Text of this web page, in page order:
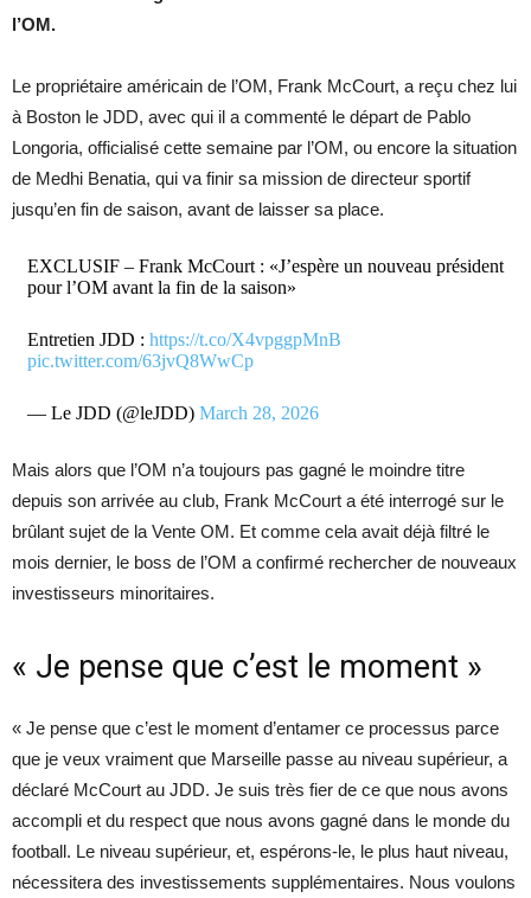
l’OM.
Le propriétaire américain de l’OM, Frank McCourt, a reçu chez lui
à Boston le JDD, avec qui il a commenté le départ de Pablo
Longoria, officialisé cette semaine par l’OM, ou encore la situation
de Medhi Benatia, qui va finir sa mission de directeur sportif
jusqu’en fin de saison, avant de laisser sa place.
EXCLUSIF – Frank McCourt : «J’espère un nouveau président
pour l’OM avant la fin de la saison»
Entretien JDD : https://t.co/X4vpggpMnB
pic.twitter.com/63jvQ8WwCp
— Le JDD (@leJDD) March 28, 2026
Mais alors que l’OM n’a toujours pas gagné le moindre titre
depuis son arrivée au club, Frank McCourt a été interrogé sur le
brûlant sujet de la Vente OM. Et comme cela avait déjà filtré le
mois dernier, le boss de l’OM a confirmé rechercher de nouveaux
investisseurs minoritaires.
« Je pense que c’est le moment »
« Je pense que c’est le moment d’entamer ce processus parce
que je veux vraiment que Marseille passe au niveau supérieur, a
déclaré McCourt au JDD. Je suis très fier de ce que nous avons
accompli et du respect que nous avons gagné dans le monde du
football. Le niveau supérieur, et, espérons-le, le plus haut niveau,
nécessitera des investissements supplémentaires. Nous voulons